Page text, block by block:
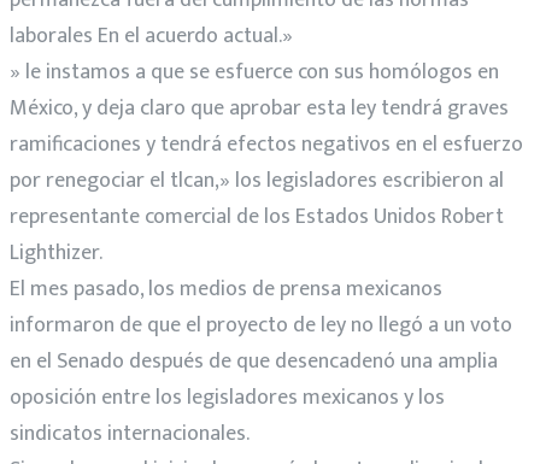
laborales En el acuerdo actual.»
» le instamos a que se esfuerce con sus homólogos en
México, y deja claro que aprobar esta ley tendrá graves
ramificaciones y tendrá efectos negativos en el esfuerzo
por renegociar el tlcan,» los legisladores escribieron al
representante comercial de los Estados Unidos Robert
Lighthizer.
El mes pasado, los medios de prensa mexicanos
informaron de que el proyecto de ley no llegó a un voto
en el Senado después de que desencadenó una amplia
oposición entre los legisladores mexicanos y los
sindicatos internacionales.